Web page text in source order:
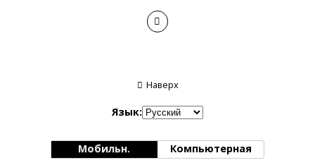
Наверх
Язык:
Мобильн. Компьютерная